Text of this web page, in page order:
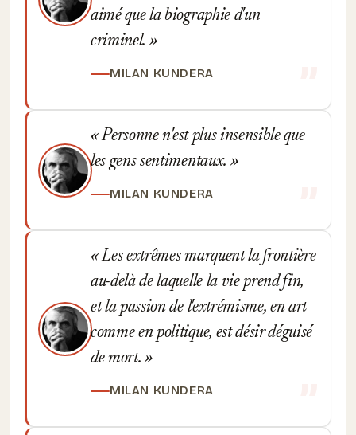
aimé que la biographie d'un
criminel.
MILAN KUNDERA
Personne n'est plus insensible que
les gens sentimentaux.
MILAN KUNDERA
Les extrêmes marquent la frontière
au-delà de laquelle la vie prend fin,
et la passion de l'extrémisme, en art
comme en politique, est désir déguisé
de mort.
MILAN KUNDERA